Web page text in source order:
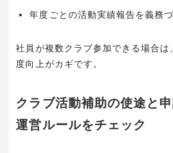
年度ごとの活動実績報告を義務
社員が複数クラブ参加できる場合
度向上がカギです。
クラブ活動補助の使途と
運営ルールをチェック